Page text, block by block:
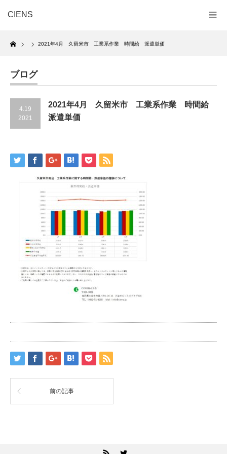
CIENS
Home
2021年4月 久留米市 工業系作業 時間給 派遣単価
ブログ
4.19
2021
2021年4月 久留米市 工業系作業 時間給
派遣単価
前の記事